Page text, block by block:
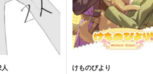
×七海春歌
作品詳細
アルハイゼン×セノ
サンプル 作品詳細
けものびより